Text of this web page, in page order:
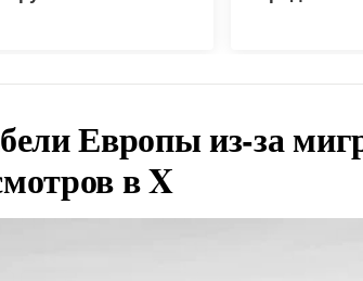
Европы из-за
в X